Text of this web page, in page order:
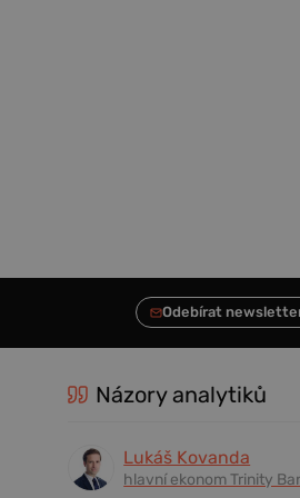
Názory analytiků
Lukáš Kovanda
hlavní ekonom Trinity